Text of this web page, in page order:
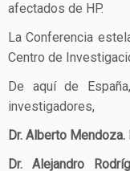
afectados de HP.
La Conferencia
Centro de
De aquí de
investigadores,
Dr. Alberto
Dr. Alejandro